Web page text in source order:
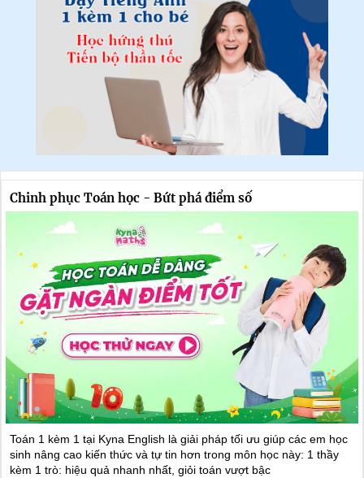
Chinh phục Toán học - Bứt phá điểm số
Toán 1 kèm 1 tại Kyna English là giải pháp tối ưu giúp các em học
sinh nâng cao kiến thức và tự tin hơn trong môn học này: 1 thầy
kèm 1 trò: hiệu quả nhanh nhất, giỏi toán vượt bậc